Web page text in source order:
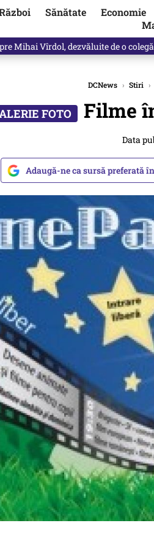
Sănătate Economie
despre „omul harnic“ / video
DCNews › Stiri ›
Filme
Data
Adaugă-ne ca sursă preferată